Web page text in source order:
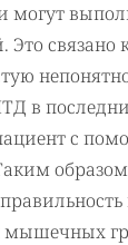
связано
в
с
мышечных